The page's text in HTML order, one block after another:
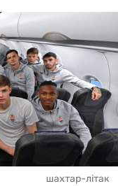
шахтар-літак